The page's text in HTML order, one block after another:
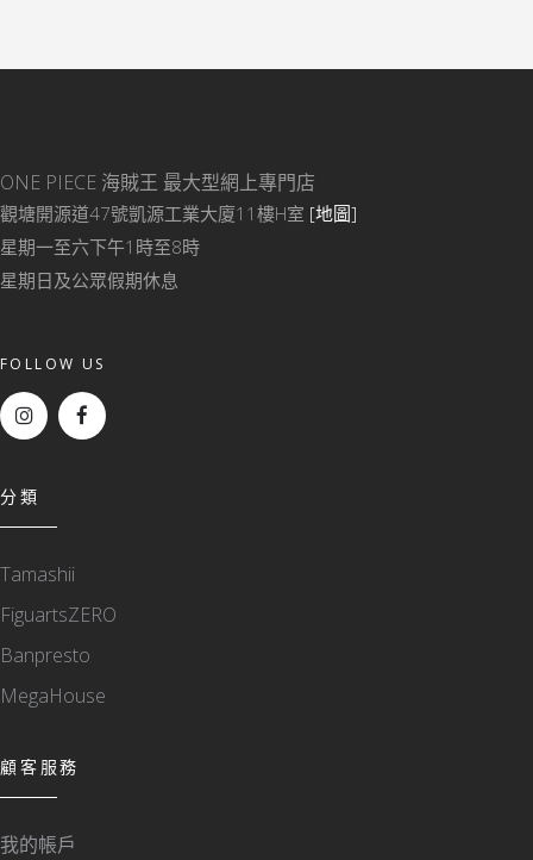
ONE PIECE 海賊王 最大型網上專門店
觀塘開源道47號凱源工業大廈11樓H室 [地圖]
星期一至六下午1時至8時
星期日及公眾假期休息
FOLLOW US
分類
Tamashii
FiguartsZERO
Banpresto
MegaHouse
顧客服務
我的帳戶